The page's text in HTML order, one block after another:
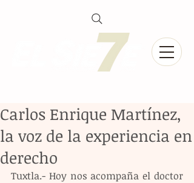
Carlos Enrique Martínez,
la voz de la experiencia en
derecho
Tuxtla.- Hoy nos acompaña el doctor